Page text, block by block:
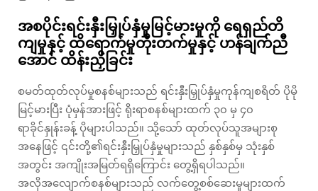
အစပိုင်းရင်းနှီးမြှုပ်နှံမှုမြင့်မားမှုကို ရေရှည်တိ
ကျမှုနှင့် ထိရောက်မှုတိုးတက်မှုနှင့် ဟန်ချက်ညီ
အောင် ထိန်းညှိခြင်း
စမတ်ထုတ်လုပ်မှုစနစ်များသည် ရင်းနှီးမြှုပ်နှံမှုကုန်ကျစရိတ် ပိုမို
မြင့်မားပြီး ပုံမှန်အားဖြင့် ရိုးရာစနစ်များထက် ၃၀ မှ ၄၀
ရာခိုင်နှုန်းခန့် ပိုများပါသည်။ သို့သော် ထုတ်လုပ်သူအများစု
အနေဖြင့် ၎င်းတို့၏ရင်းနှီးမြှုပ်နှံမှုများသည် နှစ်နှစ်မှ သုံးနှစ်
အတွင်း အကျိုးအမြတ်ရရှိကြောင်း တွေ့ရှိရပါသည်။
အလိုအလျောက်စနစ်များသည် လက်တွေ့စစ်ဆေးမှုများထက်